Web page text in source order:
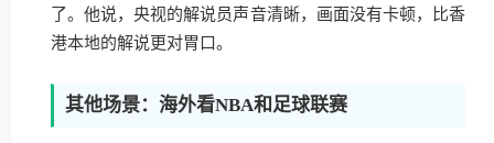
了。他说，央视的解说员声音清晰，画面没有卡顿，比香
港本地的解说更对胃口。
其他场景：海外看NBA和足球联赛